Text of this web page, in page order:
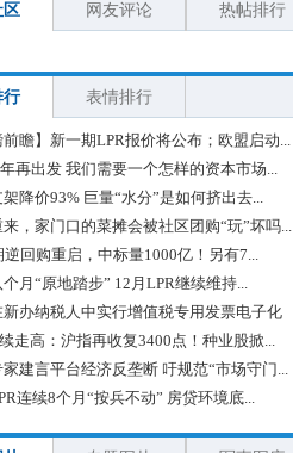
区 网友评论 热帖排行
行 表情排行
前瞻】新一期LPR报价将公布；欧盟启动...
再出发 我们需要一个怎样的资本市场...
降价93% 巨量“水分”是如何挤出去...
，家门口的菜摊会被社区团购“玩”坏吗...
逆回购重启，中标量1000亿！另有7...
月“原地踏步” 12月LPR继续维持...
新办纳税人中实行增值税专用发票电子化
走高：沪指再收复3400点！种业股掀...
建言平台经济反垄断 吁规范“市场守门...
连续8个月“按兵不动” 房贷环境底...